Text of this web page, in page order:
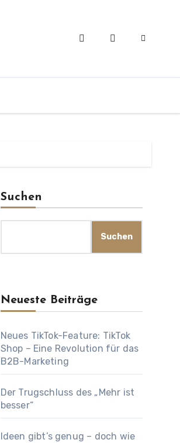
Suchen
Suchen
Neueste Beiträge
Neues TikTok-Feature: TikTok
Shop – Eine Revolution für das
B2B-Marketing
Der Trugschluss des „Mehr ist
besser“
Ideen gibt’s genug – doch wie